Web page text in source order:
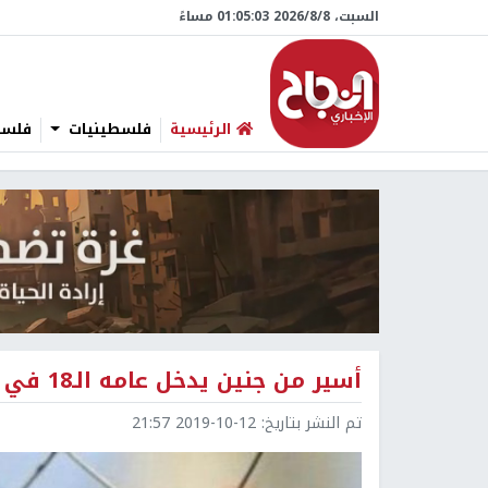
السبت، 8/‏8/‏2026 01:05:04 مساءً
الرئيسية فلسطينيات
أسير من جنين يدخل عامه الـ18 في الأسر
تم النشر بتاريخ: 2019-10-12 21:57